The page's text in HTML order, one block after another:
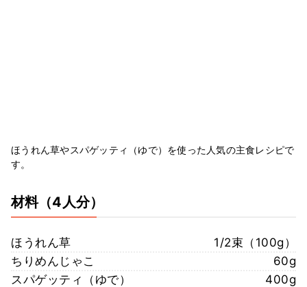
ほうれん草やスパゲッティ（ゆで）を使った人気の主食レシピで
す。
材料（4人分）
ほうれん草
1/2束（100g）
ちりめんじゃこ
60g
スパゲッティ（ゆで）
400g